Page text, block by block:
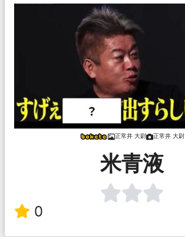
正常井 大尉 正常井 大尉
米青液
0